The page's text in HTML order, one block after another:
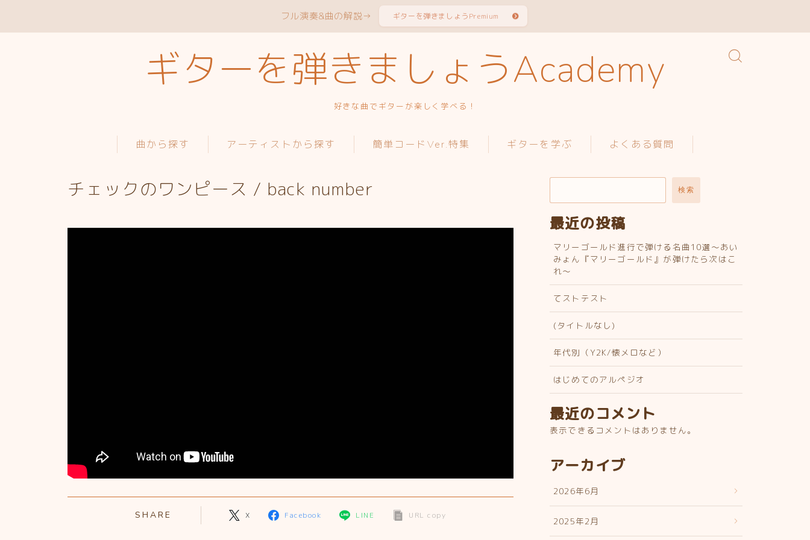
フル演奏&曲の解説→ ギターを弾きましょうPremium
ギターを弾きましょうAcademy
好きな曲でギターが楽しく学べる！
曲から探す アーティストから探す 簡単コードVer.特集 ギターを学ぶ よくある質問
チェックのワンピース / back number
SHARE X Facebook LINE URL copy
検索
最近の投稿
マリーゴールド進行で弾ける名曲10選〜あい
みょん『マリーゴールド』が弾けたら次はこ
れ〜
てストテスト
(タイトルなし)
年代別（Y2K/懐メロなど）
はじめてのアルペジオ
最近のコメント
表示できるコメントはありません。
アーカイブ
2026年6月
2025年2月